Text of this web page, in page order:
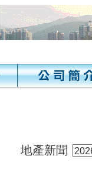
地產新聞